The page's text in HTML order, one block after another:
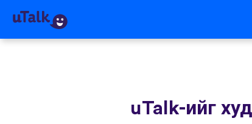
uTalk-ийг